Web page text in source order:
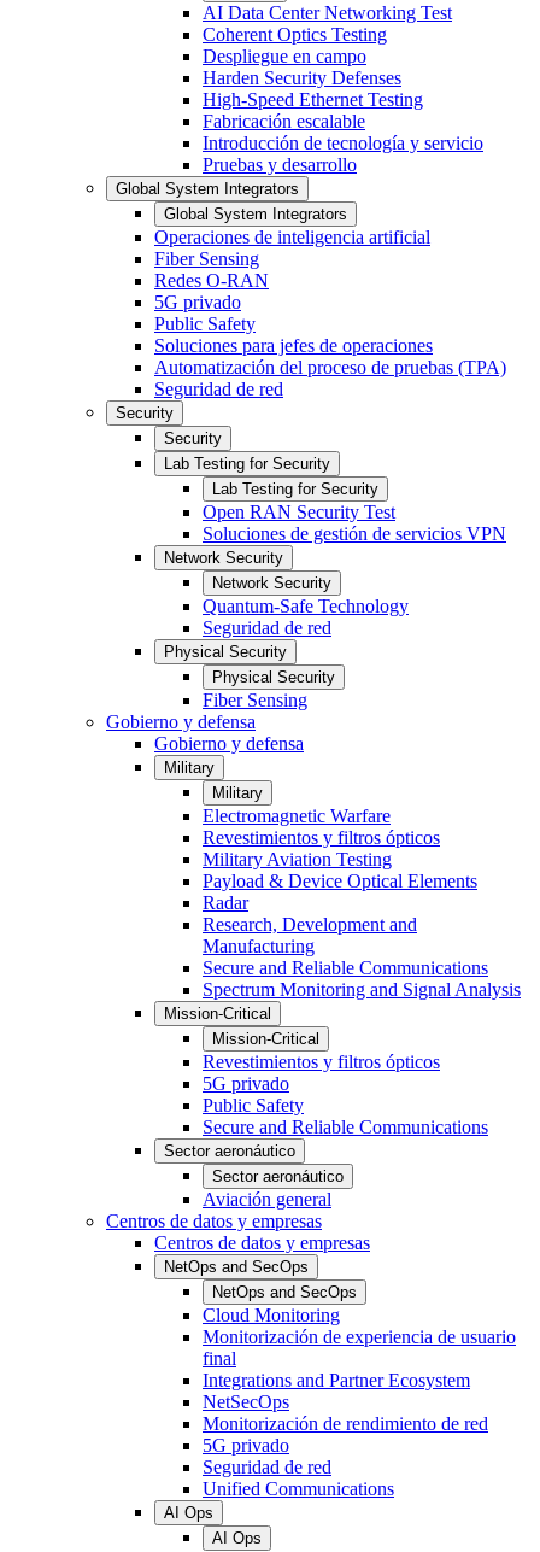
AI Data Center Networking Test
Coherent Optics Testing
Despliegue en campo
Harden Security Defenses
High-Speed Ethernet Testing
Fabricación escalable
Introducción de tecnología y servicio
Pruebas y desarrollo
Global System Integrators
Global System Integrators
Operaciones de inteligencia artificial
Fiber Sensing
Redes O-RAN
5G privado
Public Safety
Soluciones para jefes de operaciones
Automatización del proceso de pruebas (TPA)
Seguridad de red
Security
Security
Lab Testing for Security
Lab Testing for Security
Open RAN Security Test
Soluciones de gestión de servicios VPN
Network Security
Network Security
Quantum-Safe Technology
Seguridad de red
Physical Security
Physical Security
Fiber Sensing
Gobierno y defensa
Gobierno y defensa
Military
Military
Electromagnetic Warfare
Revestimientos y filtros ópticos
Military Aviation Testing
Payload & Device Optical Elements
Radar
Research, Development and
Manufacturing
Secure and Reliable Communications
Spectrum Monitoring and Signal Analysis
Mission-Critical
Mission-Critical
Revestimientos y filtros ópticos
5G privado
Public Safety
Secure and Reliable Communications
Sector aeronáutico
Sector aeronáutico
Aviación general
Centros de datos y empresas
Centros de datos y empresas
NetOps and SecOps
NetOps and SecOps
Cloud Monitoring
Monitorización de experiencia de usuario
final
Integrations and Partner Ecosystem
NetSecOps
Monitorización de rendimiento de red
5G privado
Seguridad de red
Unified Communications
AI Ops
AI Ops